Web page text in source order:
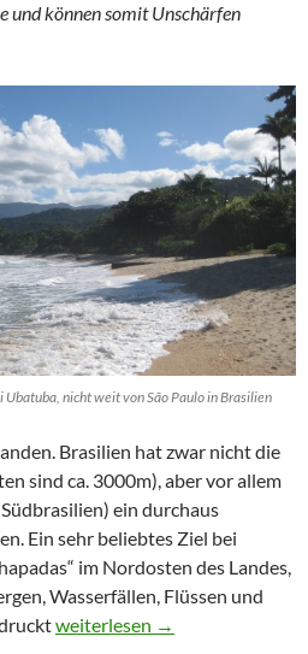
und können somit Unschärfen
Ubatuba, nicht weit von São Paulo in Brasilien
Brasilien hat zwar nicht die
sind ca. 3000m), aber vor allem
ein durchaus
Ein sehr beliebtes Ziel bei
im Nordosten des Landes,
Wasserfällen, Flüssen und
Brasilien: Persönliche
weiterlesen →